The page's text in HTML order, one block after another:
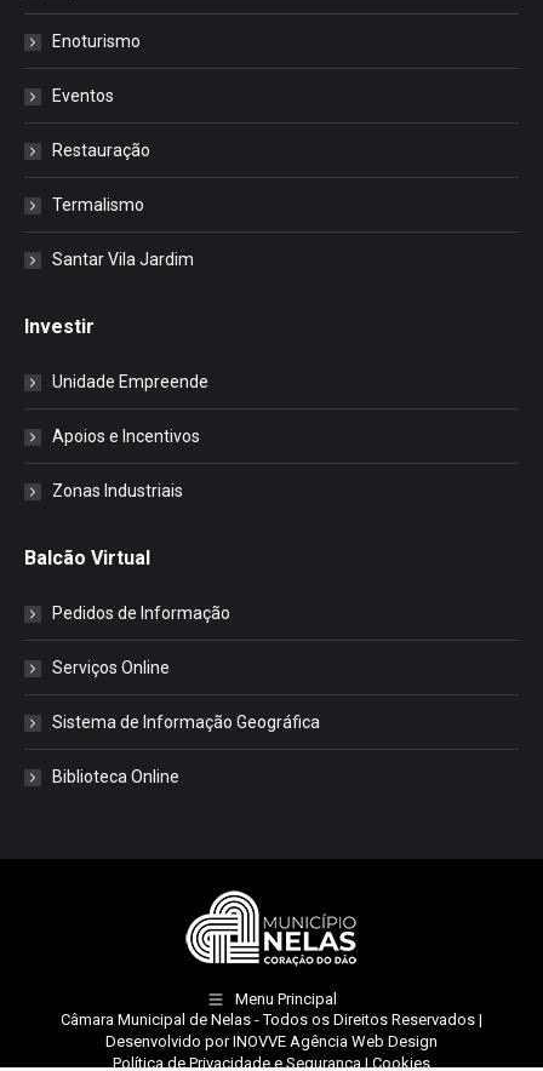
Enoturismo
Eventos
Restauração
Termalismo
Santar Vila Jardim
Investir
Unidade Empreende
Apoios e Incentivos
Zonas Industriais
Balcão Virtual
Pedidos de Informação
Serviços Online
Sistema de Informação Geográfica
Biblioteca Online
Menu Principal
Câmara Municipal de Nelas - Todos os Direitos Reservados |
Desenvolvido porINOVVE Agência Web Design
Política de Privacidade e Segurança|Cookies